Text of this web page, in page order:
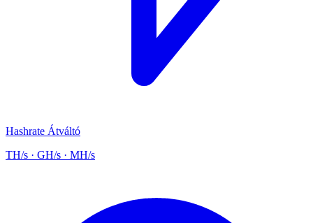
Hashrate Átváltó
TH/s · GH/s · MH/s